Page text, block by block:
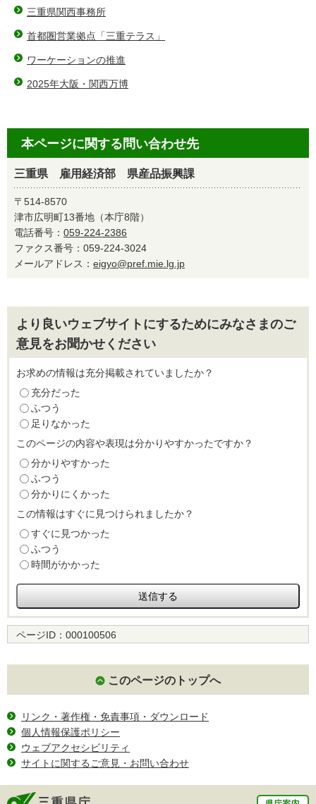
三重県関西事務所
首都圏営業拠点「三重テラス」
ワーケーションの推進
2025年大阪・関西万博
本ページに関する問い合わせ先
三重県 雇用経済部 県産品振興課
〒514-8570
津市広明町13番地（本庁8階）
電話番号： 059-224-2386
ファクス番号：059-224-3024
メールアドレス： eigyo@pref.mie.lg.jp
より良いウェブサイトにするためにみなさまのご
意見をお聞かせください
お求めの情報は充分掲載されていましたか？
充分だった
ふつう
足りなかった
このページの内容や表現は分かりやすかったですか？
分かりやすかった
ふつう
分かりにくかった
この情報はすぐに見つけられましたか？
すぐに見つかった
ふつう
時間がかかった
ページID： 000100506
このページのトップへ
リンク・著作権・免責事項・ダウンロード
個人情報保護ポリシー
ウェブアクセシビリティ
サイトに関するご意見・お問い合わせ